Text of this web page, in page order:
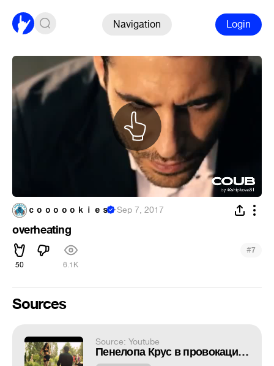
Navigation Login
ｃｏｏｏｏｏｋｉｅｓ ·Sep 7, 2017
overheating
50 6.1K
#7
Sources
Source: Youtube
Пенелопа Крус в провокационной рекламе нижнего белья с необычной концовкой